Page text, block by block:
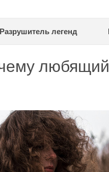
Разрушитель легенд